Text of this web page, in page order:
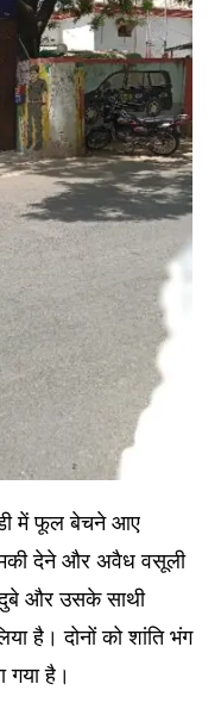
में फूल बेचने आए
देने और अवैध वसूली
और उसके साथी
है। दोनों को शांति भंग
है।